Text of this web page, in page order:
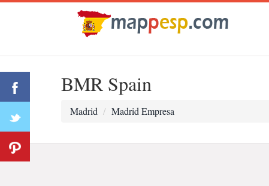
BMR Spain
Madrid Madrid Empresa